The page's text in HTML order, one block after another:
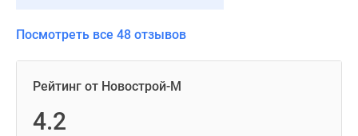
Посмотреть все 48 отзывов
Рейтинг от Новострой-М
4.2